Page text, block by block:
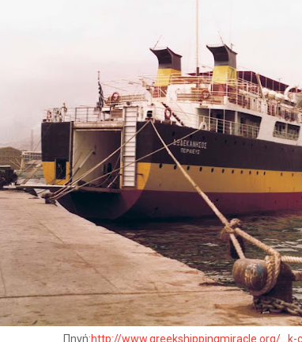
Πηγή:http://www.greekshippingmiracle.org/...k-